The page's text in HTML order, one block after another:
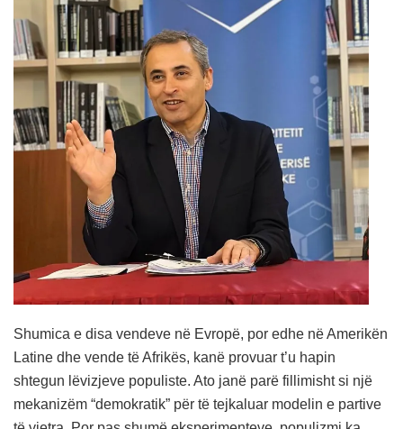
Shumica e disa vendeve në Evropë, por edhe në Amerikën
Latine dhe vende të Afrikës, kanë provuar t’u hapin
shtegun lëvizjeve populiste. Ato janë parë fillimisht si një
mekanizëm “demokratik” për të tejkaluar modelin e partive